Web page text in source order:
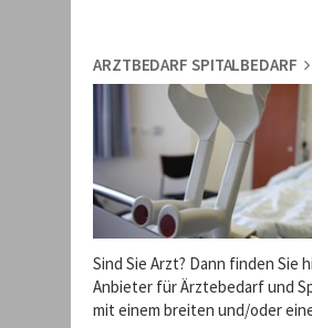
ARZTBEDARF SPITALBEDARF
Sind Sie Arzt? Dann finden Sie
Anbieter für Ärztebedarf und
mit einem breiten und/oder